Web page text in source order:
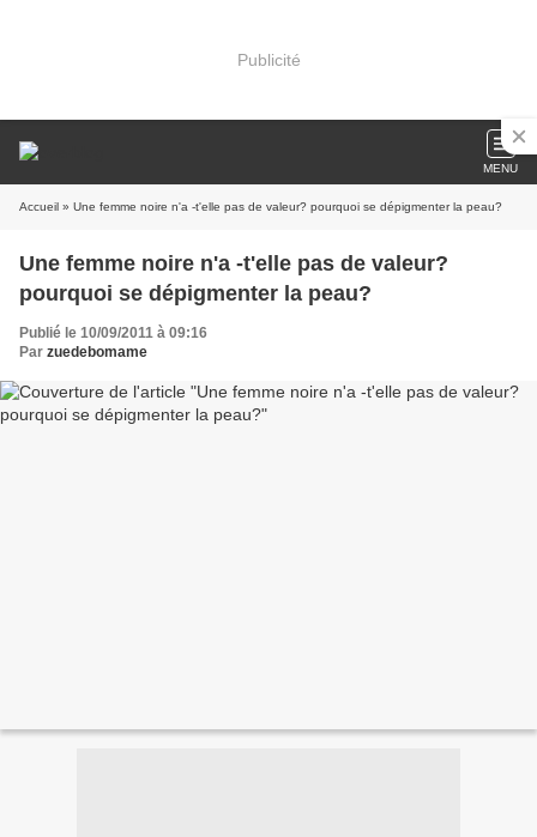
Publicité
MENU
Accueil » Une femme noire n'a -t'elle pas de valeur? pourquoi se dépigmenter la peau?
Une femme noire n'a -t'elle pas de valeur?
pourquoi se dépigmenter la peau?
Publié le 10/09/2011 à 09:16
Par zuedebomame